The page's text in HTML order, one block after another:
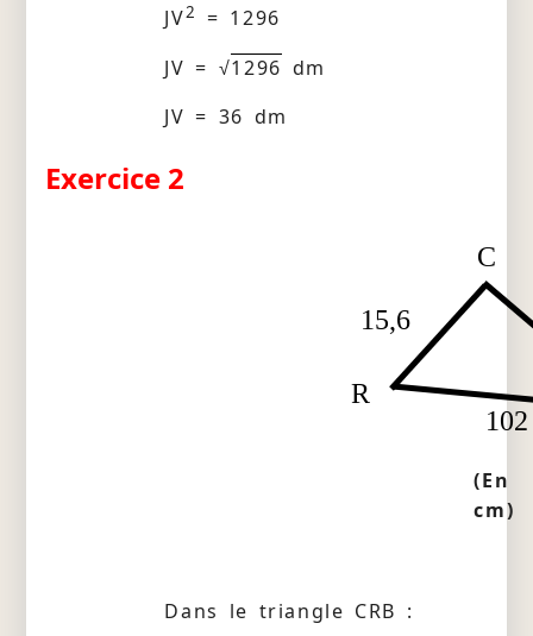
JV2
= 1296
JV = √1296 dm
JV = 36 dm
Exercice 2
C
R
15,6
102
(En
cm)
Dans le triangle CRB :